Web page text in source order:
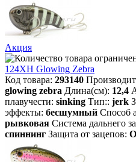
Акция
124XH Glowing Zebra
Код товара: 293140
glowing zebra Длина(см): 12,4
плавучести: sinking Тип:: jerk
эффекты: бесшумный Способ
рывковая Система дальнего
спиннинг Защита от зацепов: